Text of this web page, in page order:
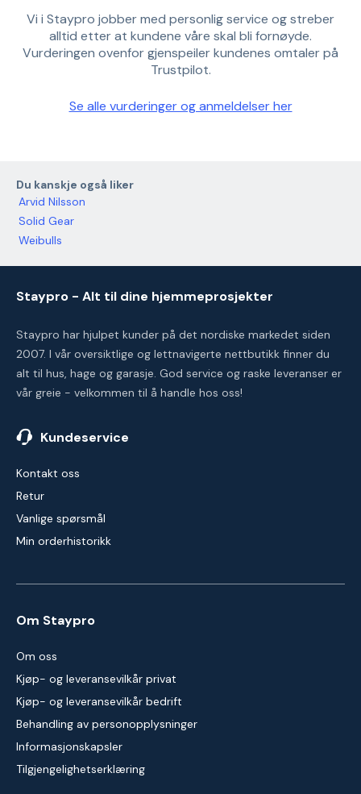
Vi i Staypro jobber med personlig service og streber
alltid etter at kundene våre skal bli fornøyde.
Vurderingen ovenfor gjenspeiler kundenes omtaler på
Trustpilot.
Se alle vurderinger og anmeldelser her
Du kanskje også liker
Arvid Nilsson
Solid Gear
Weibulls
Staypro - Alt til dine hjemmeprosjekter
Staypro har hjulpet kunder på det nordiske markedet siden
2007. I vår oversiktlige og lettnavigerte nettbutikk finner du
alt til hus, hage og garasje. God service og raske leveranser er
vår greie - velkommen til å handle hos oss!
Kundeservice
Kontakt oss
Retur
Vanlige spørsmål
Min orderhistorikk
Om Staypro
Om oss
Kjøp- og leveransevilkår privat
Kjøp- og leveransevilkår bedrift
Behandling av personopplysninger
Informasjonskapsler
Tilgjengelighetserklæring